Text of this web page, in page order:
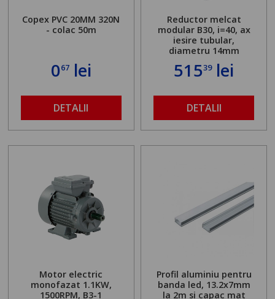
Copex PVC 20MM 320N
- colac 50m
067lei
DETALII
Reductor melcat
modular B30, i=40, ax
iesire tubular,
diametru 14mm
51539lei
DETALII
Motor electric
monofazat 1.1KW,
1500RPM, B3-1
Profil aluminiu pentru
banda led, 13.2x7mm
la 2m si capac mat